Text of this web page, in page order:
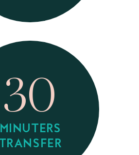
30
MINUTERS
TRANSFER